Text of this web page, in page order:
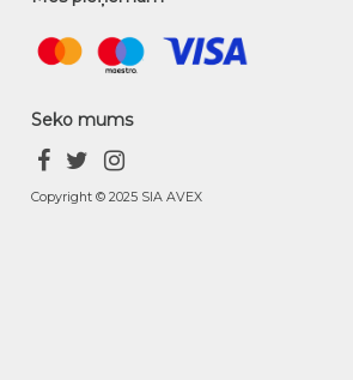
Seko mums
Copyright © 2025 SIA AVEX